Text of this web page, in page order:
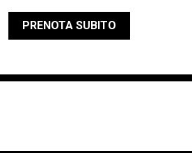
PRENOTA SUBITO